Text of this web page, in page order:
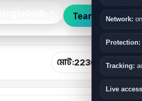
Network:
Protection:
Tracking:
Live
Team Login
মোট:2236 আজ:30